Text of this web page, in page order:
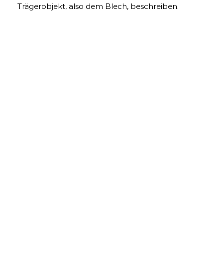
Trägerobjekt, also dem Blech, beschreiben.